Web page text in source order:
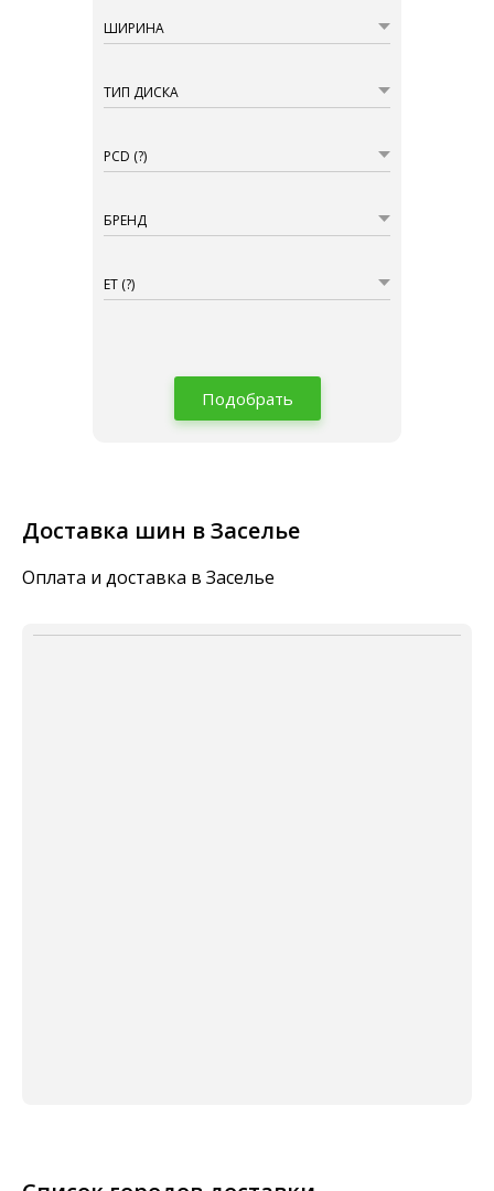
ШИРИНА
ТИП ДИСКА
PCD (?)
БРЕНД
ET (?)
Подобрать
Доставка шин в Заселье
Оплата и доставка в Заселье